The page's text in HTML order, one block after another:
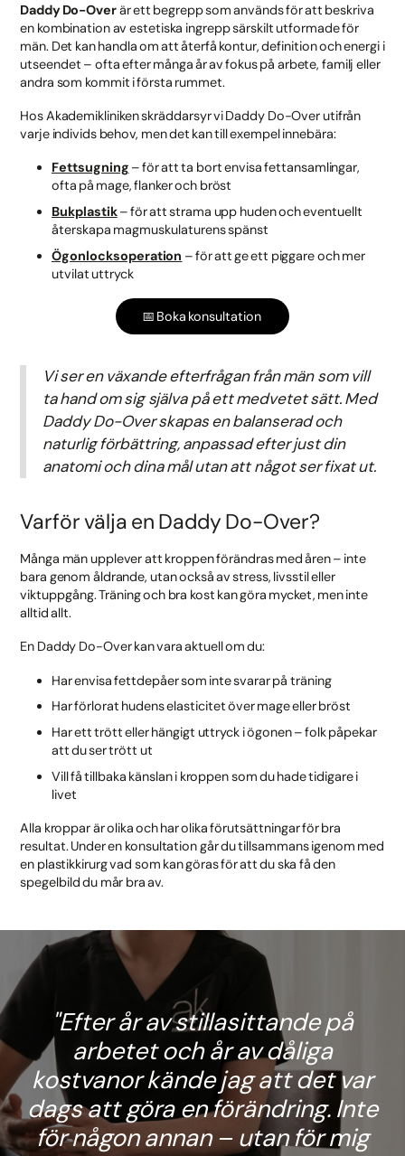
Daddy Do-Overär ett begrepp som används för att beskriva
en kombination av estetiska ingrepp särskilt utformade för
män. Det kan handla om att återfå kontur, definition och energi i
utseendet – ofta efter många år av fokus på arbete, familj eller
andra som kommit i första rummet.
Hos Akademikliniken skräddarsyr vi Daddy Do-Over utifrån
varje individs behov, men det kan till exempel innebära:
Fettsugning – för att ta bort envisa fettansamlingar,
ofta på mage, flanker och bröst
Bukplastik– för att strama upp huden och eventuellt
återskapa magmuskulaturens spänst
Ögonlocksoperation – för att ge ett piggare och mer
utvilat uttryck
📅 Boka konsultation
Vi ser en växande efterfrågan från män som vill
ta hand om sig själva på ett medvetet sätt. Med
Daddy Do-Over skapas en balanserad och
naturlig förbättring, anpassad efter just din
anatomi och dina mål utan att något ser fixat ut.
Varför välja en Daddy Do-Over?
Många män upplever att kroppen förändras med åren – inte
bara genom åldrande, utan också av stress, livsstil eller
viktuppgång. Träning och bra kost kan göra mycket, men inte
alltid allt.
En Daddy Do-Over kan vara aktuell om du:
Har envisa fettdepåer som inte svarar på träning
Har förlorat hudens elasticitet över mage eller bröst
Har ett trött eller hängigt uttryck i ögonen – folk påpekar
att du ser trött ut
Vill få tillbaka känslan i kroppen som du hade tidigare i
livet
Alla kroppar är olika och har olika förutsättningar för bra
resultat. Under en konsultation går du tillsammans igenom med
en plastikkirurg vad som kan göras för att du ska få den
spegelbild du mår bra av.
Efter år av stillasittande på
arbetet och år av dåliga
kostvanor kände jag att det var
dags att göra en förändring. Inte
för någon annan – utan för mig